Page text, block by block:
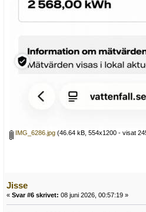
IMG_6286.jpg (46.64 kB, 554x1200 - visat
Jisse
« Svar #6 skrivet: 08 juni 2026, 00:57:19 »